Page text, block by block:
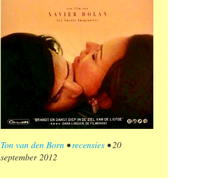
Ton van den Born •recensies •20
september 2012